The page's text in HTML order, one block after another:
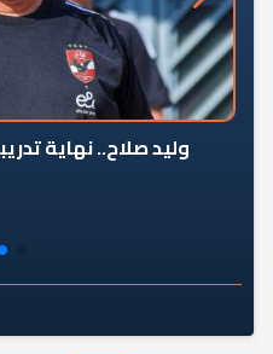
وليد صلاح.. نهاية